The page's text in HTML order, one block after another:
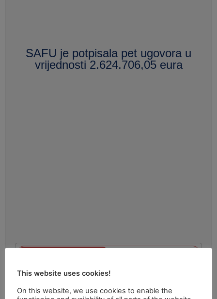
SAFU je potpisala pet ugovora u
vrijednosti 2.624.706,05 eura
This website uses cookies!
On this website, we use cookies to enable the